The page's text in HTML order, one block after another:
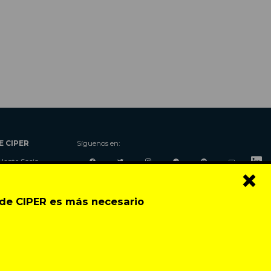
CIPER es más necesario
×
CIPER
Socio
Contacto
Síguenos en: